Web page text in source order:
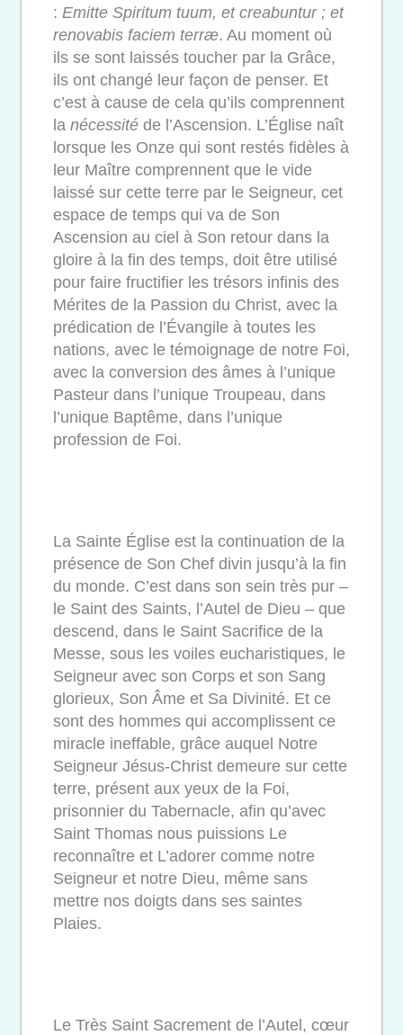
: Emitte Spiritum tuum, et creabuntur ; et
renovabis faciem terræ. Au moment où
ils se sont laissés toucher par la Grâce,
ils ont changé leur façon de penser. Et
c’est à cause de cela qu’ils comprennent
la nécessité de l’Ascension. L’Église naît
lorsque les Onze qui sont restés fidèles à
leur Maître comprennent que le vide
laissé sur cette terre par le Seigneur, cet
espace de temps qui va de Son
Ascension au ciel à Son retour dans la
gloire à la fin des temps, doit être utilisé
pour faire fructifier les trésors infinis des
Mérites de la Passion du Christ, avec la
prédication de l’Évangile à toutes les
nations, avec le témoignage de notre Foi,
avec la conversion des âmes à l’unique
Pasteur dans l’unique Troupeau, dans
l’unique Baptême, dans l’unique
profession de Foi.
La Sainte Église est la continuation de la
présence de Son Chef divin jusqu’à la fin
du monde. C’est dans son sein très pur –
le Saint des Saints, l’Autel de Dieu – que
descend, dans le Saint Sacrifice de la
Messe, sous les voiles eucharistiques, le
Seigneur avec son Corps et son Sang
glorieux, Son Âme et Sa Divinité. Et ce
sont des hommes qui accomplissent ce
miracle ineffable, grâce auquel Notre
Seigneur Jésus-Christ demeure sur cette
terre, présent aux yeux de la Foi,
prisonnier du Tabernacle, afin qu’avec
Saint Thomas nous puissions Le
reconnaître et L’adorer comme notre
Seigneur et notre Dieu, même sans
mettre nos doigts dans ses saintes
Plaies.
Le Très Saint Sacrement de l’Autel, cœur